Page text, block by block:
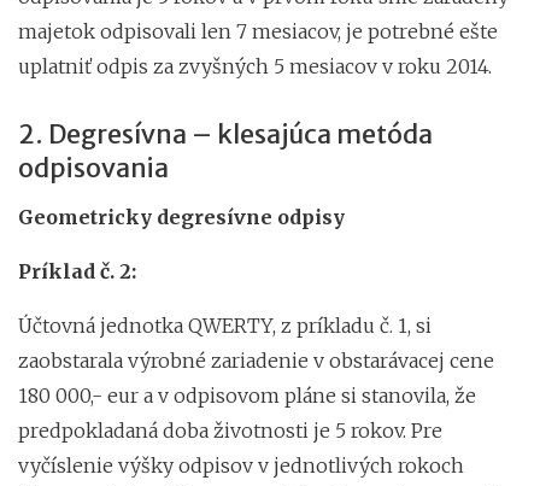
majetok odpisovali len 7 mesiacov, je potrebné ešte
uplatniť odpis za zvyšných 5 mesiacov v roku 2014.
2. Degresívna – klesajúca metóda
odpisovania
Geometricky degresívne odpisy
Príklad č. 2:
Účtovná jednotka QWERTY, z príkladu č. 1, si
zaobstarala výrobné zariadenie v obstarávacej cene
180 000,- eur a v odpisovom pláne si stanovila, že
predpokladaná doba životnosti je 5 rokov. Pre
vyčíslenie výšky odpisov v jednotlivých rokoch